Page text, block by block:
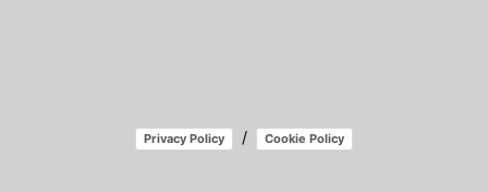
Privacy Policy / Cookie Policy